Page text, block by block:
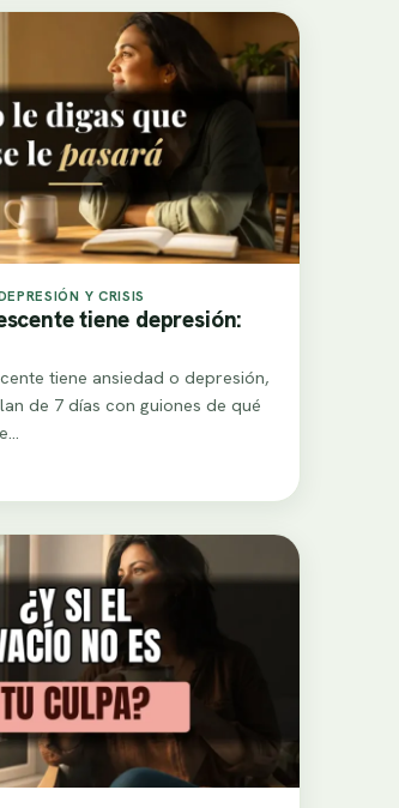
Y CRISIS
tiene depresión:
tiene ansiedad o depresión,
de 7 días con guiones de qué